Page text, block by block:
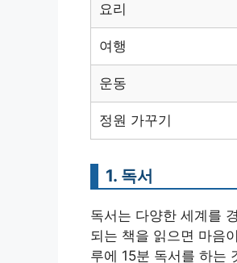
요리
여행
운동
정원 가꾸기
1. 독서
독서는 다양한 세계를
되는 책을 읽으면 마음
루에 15분 독서를 하는